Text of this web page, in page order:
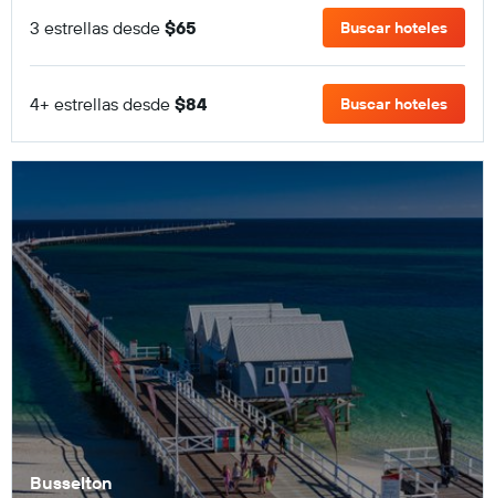
3 estrellas desde $65 Buscar hoteles
4+ estrellas desde $84 Buscar hoteles
Busselton